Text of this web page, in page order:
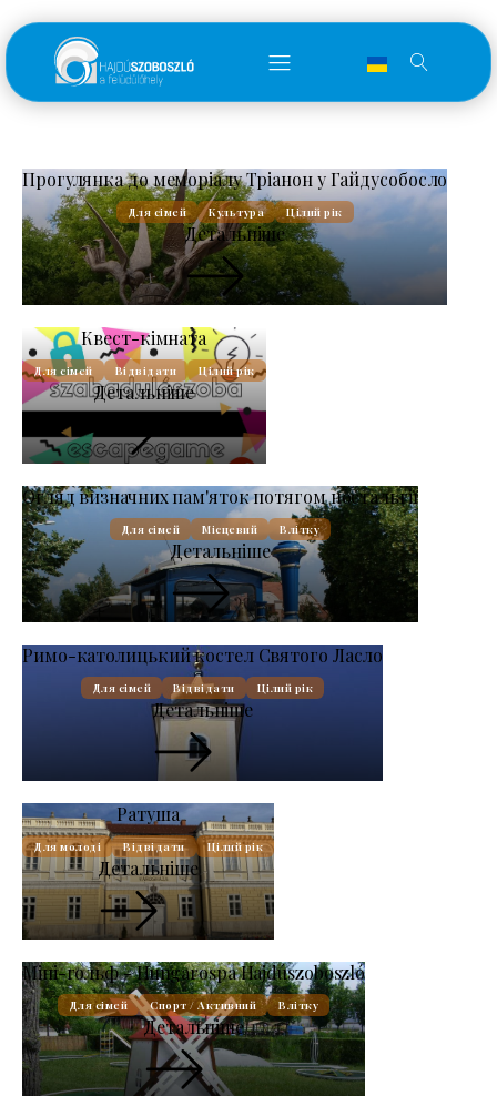
Прогулянка до меморіалу Тріанон у Гайдусобосло
Для сімей Культура Цілий рік
Детальніше
Квест-кімната
Для сімей Відвідати Цілий рік
Детальніше
Огляд визначних пам'яток потягом ностальгії
Для сімей Місцевий Влітку
Детальніше
Римо-католицький костел Святого Ласло
Для сімей Відвідати Цілий рік
Детальніше
Ратуша
Для молоді Відвідати Цілий рік
Детальніше
Міні-гольф - Hungarospa Hajdúszoboszló
Для сімей Спорт / Активний Влітку
Детальніше